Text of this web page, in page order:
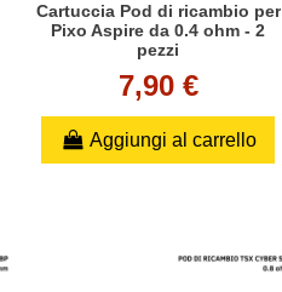
Cartuccia Pod di ricambio per
Pixo Aspire da 0.4 ohm - 2
pezzi
7,90 €
Aggiungi al carrello